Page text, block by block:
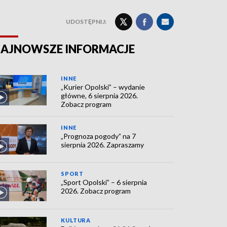
UDOSTĘPNIJ:
INFORMACJE
INNE
„Kurier Opolski” – wydanie
główne, 6 sierpnia 2026.
Zobacz program
INNE
„Prognoza pogody” na 7
sierpnia 2026. Zapraszamy
SPORT
„Sport Opolski” – 6 sierpnia
2026. Zobacz program
KULTURA